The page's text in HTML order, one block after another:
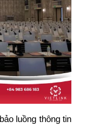
luồng thông tin